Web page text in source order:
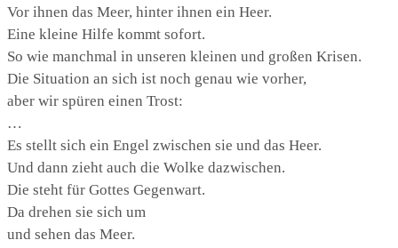
Vor ihnen das Meer, hinter ihnen ein Heer.
Eine kleine Hilfe kommt sofort.
So wie manchmal in unseren kleinen und großen Krisen.
Die Situation an sich ist noch genau wie vorher,
aber wir spüren einen Trost:
…
Es stellt sich ein Engel zwischen sie und das Heer.
Und dann zieht auch die Wolke dazwischen.
Die steht für Gottes Gegenwart.
Da drehen sie sich um
und sehen das Meer.